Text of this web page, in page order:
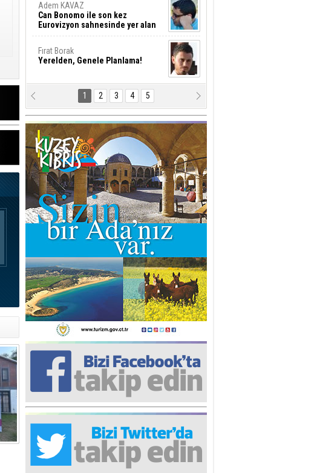
Adem KAVAZ
Can Bonomo ile son kez
Eurovizyon sahnesinde yer alan
Türkiye 10 yıl aradan sonra
Fırat Borak
Yerelden, Genele Planlama!
Erkut YILMABAŞAR
Bayrak tartışmaları ve ihalesiz
işler!
Arif Alasya
2015 SONRASI VE AKINCI.
Fatma Baysal
SURLAR İÇİ’NDE KOLAYDIR ÖLMEK
Ediz TUNCEL
Göz göre göre…
Taner ULUTAŞ
İnşallah St. Lois ile Hakkaido
Adası gibi olmayız !...
Ali KİŞMİR
FIRSAT VE KORKU
Turgut ÇALICI
İki Lakırdı da benden!
Yrd. Doç. Ercan HOŞKARA
Yatırım Yapmazsan Var Olamazsın:
Hedefteki Kurum Kıb-Tek
Rana Sarro
Başıma gelen skandal olayı
1 2 3 4 5